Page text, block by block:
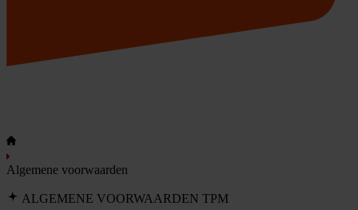
Algemene voorwaarden
ALGEMENE VOORWAARDEN TPM